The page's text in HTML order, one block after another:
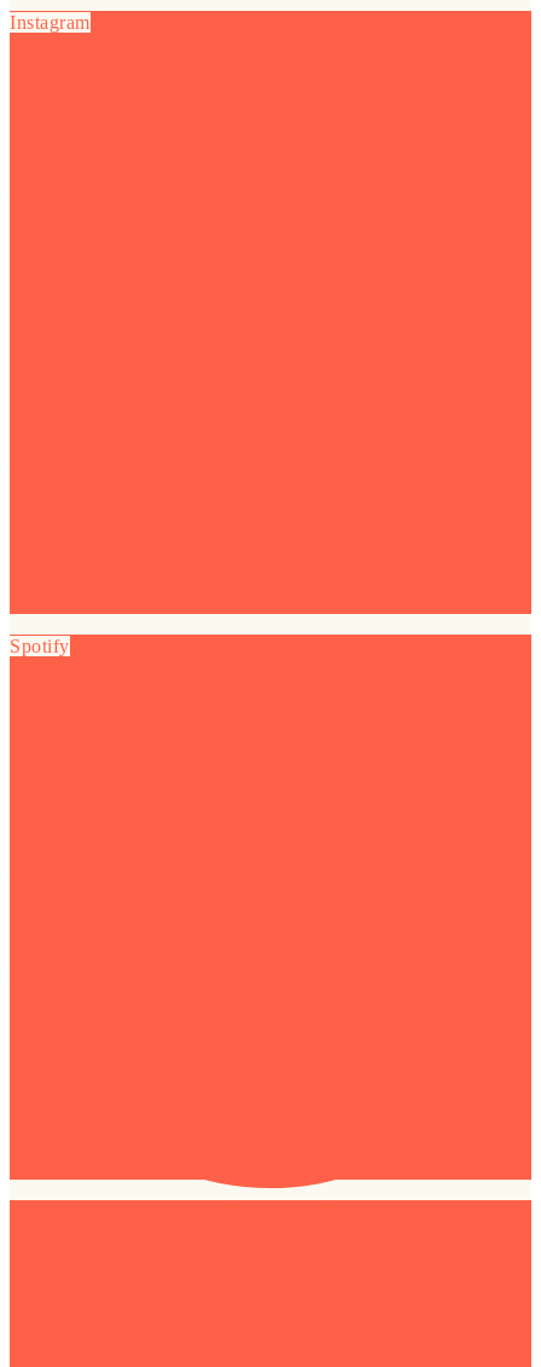
Instagram
Spotify